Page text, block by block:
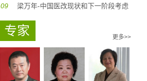
09 梁万年-中国医改现状和下一阶段考虑
专家 更多>>